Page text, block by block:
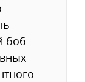
боб